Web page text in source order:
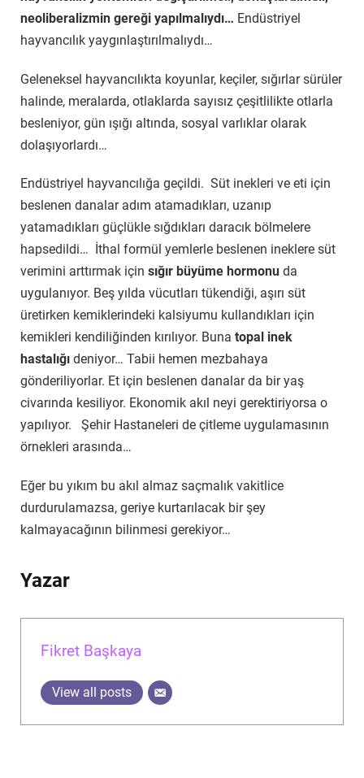
neoliberalizmin gereği yapılmalıydı… Endüstriyel
hayvancılık yaygınlaştırılmalıydı…
Geleneksel hayvancılıkta koyunlar, keçiler, sığırlar sürüler
halinde, meralarda, otlaklarda sayısız çeşitlilikte otlarla
besleniyor, gün ışığı altında, sosyal varlıklar olarak
dolaşıyorlardı…
Endüstriyel hayvancılığa geçildi. Süt inekleri ve eti için
beslenen danalar adım atamadıkları, uzanıp
yatamadıkları güçlükle sığdıkları daracık bölmelere
hapsedildi… İthal formül yemlerle beslenen ineklere süt
verimini arttırmak için sığır büyüme hormonu da
uygulanıyor. Beş yılda vücutları tükendiği, aşırı süt
üretirken kemiklerindeki kalsiyumu kullandıkları için
kemikleri kendiliğinden kırılıyor. Buna topal inek
hastalığı deniyor… Tabii hemen mezbahaya
gönderiliyorlar. Et için beslenen danalar da bir yaş
civarında kesiliyor. Ekonomik akıl neyi gerektiriyorsa o
yapılıyor. Şehir Hastaneleri de çitleme uygulamasının
örnekleri arasında…
Eğer bu yıkım bu akıl almaz saçmalık vakitlice
durdurulamazsa, geriye kurtarılacak bir şey
kalmayacağının bilinmesi gerekiyor…
Yazar
Fikret Başkaya
View all posts